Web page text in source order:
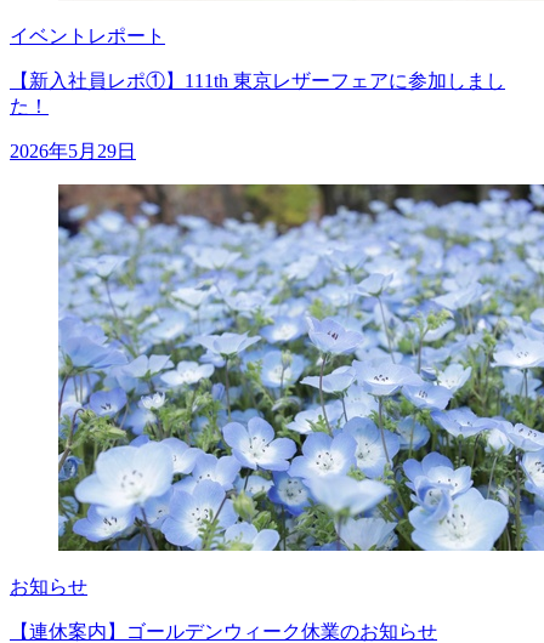
イベントレポート
【新入社員レポ①】111th 東京レザーフェアに参加しまし
た！
2026年5月29日
お知らせ
【連休案内】ゴールデンウィーク休業のお知らせ